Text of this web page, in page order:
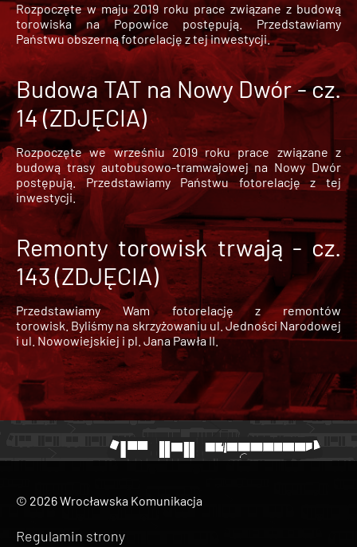
Rozpoczęte w maju 2019 roku prace związane z budową
torowiska na Popowice
postępują. Przedstawiamy
Państwu obszerną fotorelację z tej inwestycji.
Budowa TAT na Nowy Dwór - cz.
14 (ZDJĘCIA)
Rozpoczęte we wrześniu 2019 roku prace związane z
budową trasy autobusowo-tramwajowej na Nowy Dwór
postępują. Przedstawiamy Państwu fotorelację z tej
inwestycji.
Remonty torowisk trwają - cz.
143 (ZDJĘCIA)
Przedstawiamy Wam fotorelację z remontów
torowisk. Byliśmy na skrzyżowaniu ul. Jedności Narodowej
i ul. Nowowiejskiej i pl. Jana Pawła II.
© 2026 Wrocławska Komunikacja
Regulamin strony